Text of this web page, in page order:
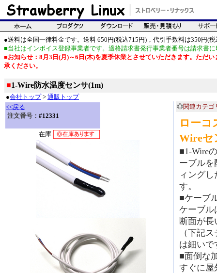
●送料は全国一律料金です。送料 650円(税込715円)，代引手数料は350円(税
■当社はインボイス登録事業者です。適格請求書発行事業者番号は請求書
■お知らせ：8月3日(月)～6日(木)を夏季休業とさせていただきます。ただ
承ください。
■1-Wire防水温度センサ(1m)
●会社トップ> 通販トップ
<<戻る
注文番号： #12331
在庫
◎関連カテゴ
ローコ
Wireセ
■1-Wire
ーブルを
ィング
す。
■ケーブ
ケーブル
断面が
（下記
は細いで
■面倒な
すぐに屋